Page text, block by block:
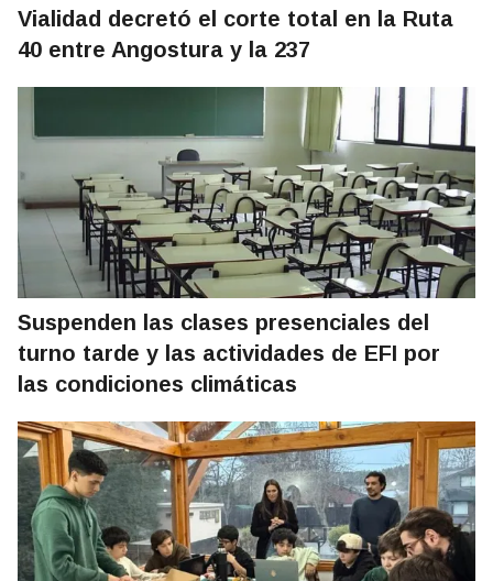
Vialidad decretó el corte total en la Ruta
40 entre Angostura y la 237
Suspenden las clases presenciales del
turno tarde y las actividades de EFI por
las condiciones climáticas